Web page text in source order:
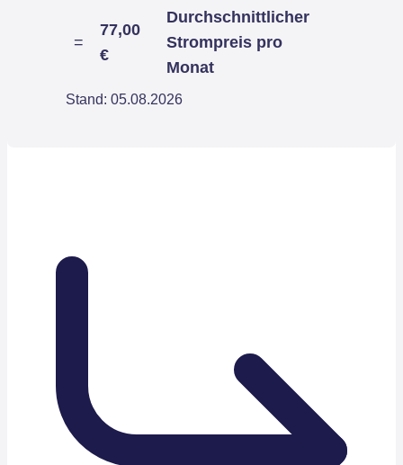
=
77,00
€
Durchschnittlicher
Strompreis pro
Monat
Stand: 05.08.2026